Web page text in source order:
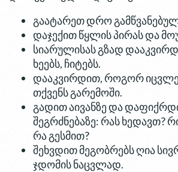
გაატარეთ დრო
დაჯექით წყლის პირას და
სიარულისას გზად
ხეებს, ჩიტებს.
დააკვირდით, როგორ
თქვენს გარემოში.
გადით აივანზე და
შეგრძნებაზე: რას ხედავთ?
რა გესმით?
შეხვდით მეგობრებს ღია
ჯდომის ნაცვლად.